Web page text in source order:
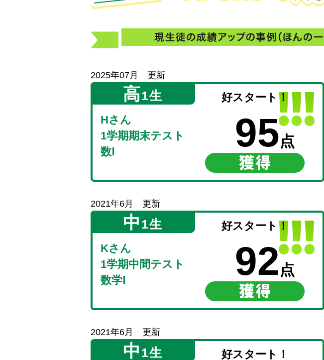
2025年07月 更新
高1生
Hさん
1学期期末テスト
数Ⅰ
好スタート！
95点
2021年6月 更新
中 1生
Kさん
1学期中間テスト
数学Ⅰ
好スタート！
92点
2021年6月 更新
中 1生 好スタート！